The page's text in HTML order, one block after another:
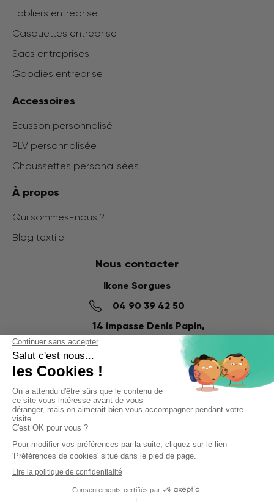
Tabliers entreprise
Casquettes entreprise
Sacs entreprises
Goodies entreprise
Accessoires
Ecusson personnalisé
PLV personnalisée
Chaussettes personalisées
À propos
Qui sommes-nous ?
Blog textile
Nous contacter
Ikone Sorgues
04 90 39 42 50
14 impasse Denis Papin,
ZI du Fournalet
84700 SORGUES
03 56 57 57 60
58 Rue de la Commanderie,
© Ikone 2025
Politique de confidentialitéMentions légales